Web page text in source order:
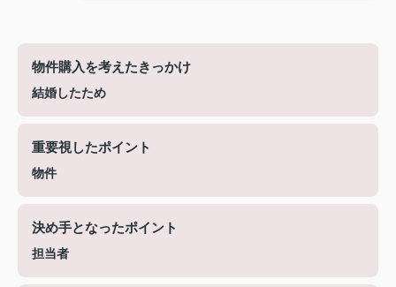
物件購入を考えたきっかけ
結婚したため
重要視したポイント
物件
決め手となったポイント
担当者